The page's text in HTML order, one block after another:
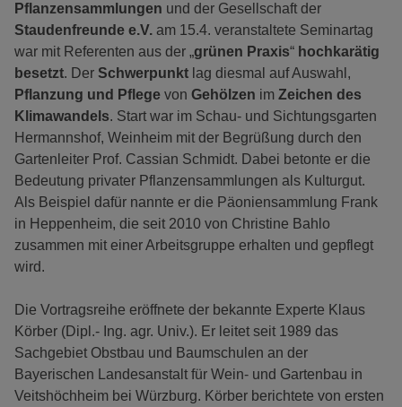
Pflanzensammlungen und der Gesellschaft der
Staudenfreunde e.V. am 15.4. veranstaltete Seminartag
war mit Referenten aus der „grünen Praxis“ hochkarätig
besetzt. Der Schwerpunkt lag diesmal auf Auswahl,
Pflanzung und Pflege von Gehölzen im Zeichen des
Klimawandels. Start war im Schau- und Sichtungsgarten
Hermannshof, Weinheim mit der Begrüßung durch den
Gartenleiter Prof. Cassian Schmidt. Dabei betonte er die
Bedeutung privater Pflanzensammlungen als Kulturgut.
Als Beispiel dafür nannte er die Päoniensammlung Frank
in Heppenheim, die seit 2010 von Christine Bahlo
zusammen mit einer Arbeitsgruppe erhalten und gepflegt
wird.
Die Vortragsreihe eröffnete der bekannte Experte Klaus
Körber (Dipl.- Ing. agr. Univ.). Er leitet seit 1989 das
Sachgebiet Obstbau und Baumschulen an der
Bayerischen Landesanstalt für Wein- und Gartenbau in
Veitshöchheim bei Würzburg. Körber berichtete von ersten